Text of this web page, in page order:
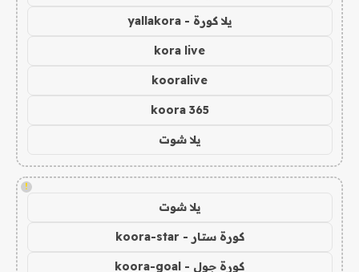
يلا كورة - yallakora
kora live
kooralive
koora 365
يلا شوت
!
يلا شوت
كورة ستار - koora-star
كورة جول - koora-goal